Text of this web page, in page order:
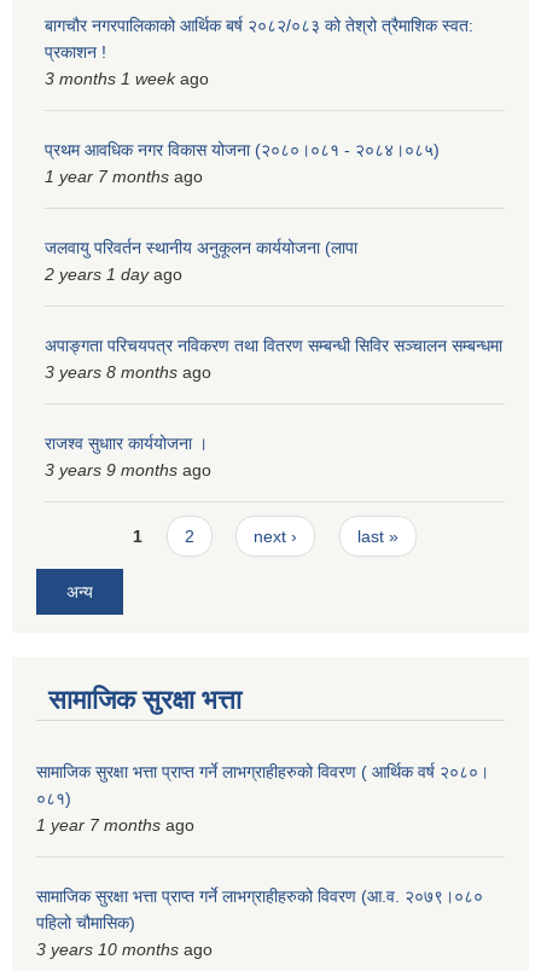
बागचौर नगरपालिकाको आर्थिक बर्ष २०८२/०८३ को तेश्रो त्रैमाशिक स्वत:
प्रकाशन !
3 months 1 weekago
प्रथम आवधिक नगर विकास योजना (२०८०।०८१ - २०८४।०८५)
1 year 7 months ago
जलवायु परिवर्तन स्थानीय अनुकूलन कार्ययोजना (लापा
2 years 1 dayago
अपाङ्गता परिचयपत्र नविकरण तथा वितरण सम्बन्धी सिविर सञ्चालन सम्बन्धमा
3 years 8 months ago
राजश्व सुधाार कार्ययोजना ।
3 years 9 months ago
Pages1 2 next › last »
अन्य
सामाजिक सुरक्षा भत्ता
सामाजिक सुरक्षा भत्ता प्राप्त गर्ने लाभग्राहीहरुको विवरण ( आर्थिक वर्ष २०८०।
०८१)
1 year 7 months ago
सामाजिक सुरक्षा भत्ता प्राप्त गर्ने लाभग्राहीहरुको विवरण (आ.व. २०७९।०८०
पहिलो चौमासिक)
3 years 10 months ago